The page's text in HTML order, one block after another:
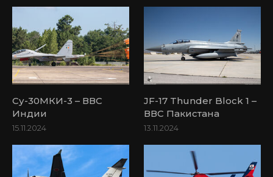
Су-30МКИ-3 – ВВС
Индии
15.11.2024
JF-17 Thunder Block 1 –
ВВС Пакистана
13.11.2024